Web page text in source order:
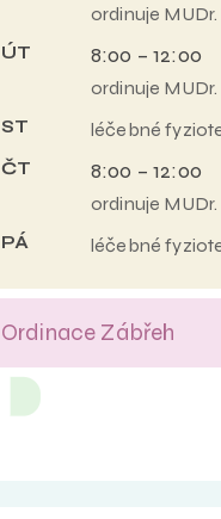
ordinuje
ÚT 8:00 – 12:00
ordinuje
ST léčebné
ČT 8:00 – 12:00
ordinuje
PÁ léčebné
Ordinace Zábřeh